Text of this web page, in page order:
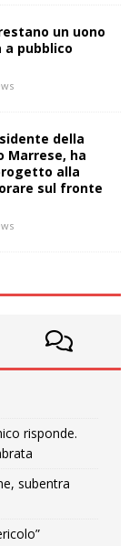
un uono
a pubblico
della
Marrese, ha
alla
sul fronte
risponde.
subentra